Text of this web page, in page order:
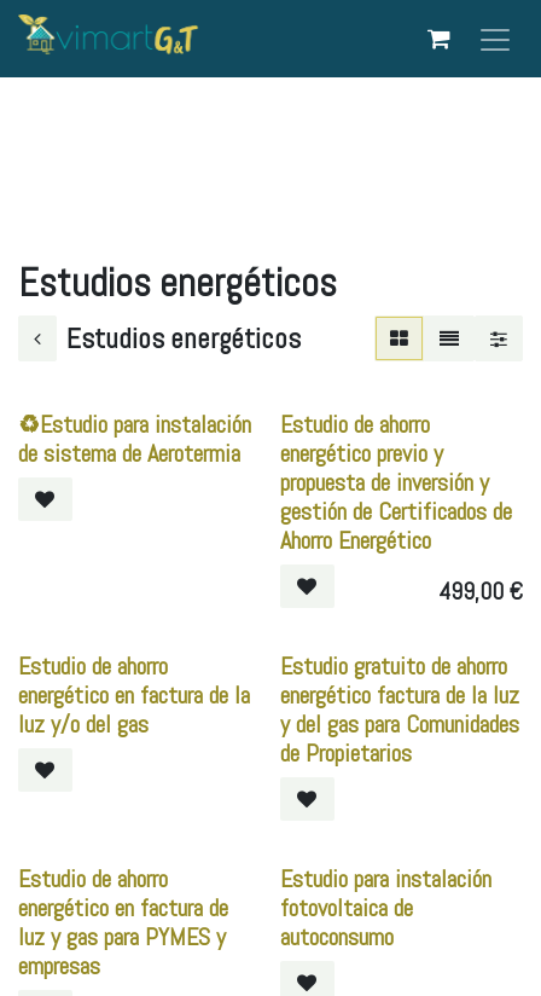
Ir al contenido
Estudios energéticos
Estudios energéticos
♻️Estudio para instalación
de sistema de Aerotermia
Estudio de ahorro
energético previo y
propuesta de inversión y
gestión de Certificados de
Ahorro Energético
499,00€
Estudio de ahorro
energético en factura de la
luz y/o del gas
Estudio gratuito de ahorro
energético factura de la luz
y del gas para Comunidades
de Propietarios
Estudio de ahorro
energético en factura de
luz y gas para PYMES y
empresas
Estudio para instalación
fotovoltaica de
autoconsumo